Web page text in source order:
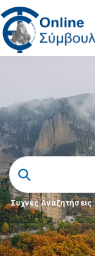
Συχνές Αναζητήσεις: